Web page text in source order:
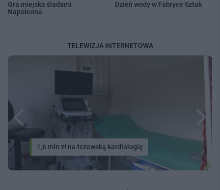
Gra miejska śladami
Napoleona
Dzień wody w Fabryce Sztuk
TELEWIZJA INTERNETOWA
1,6 mln zł na tczewską kardiologię